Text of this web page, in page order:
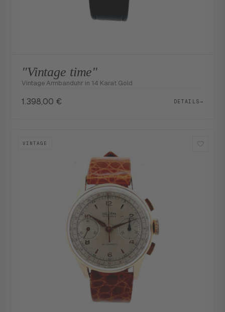
"Vintage time"
Vintage Armbanduhr in 14 Karat Gold
1.398,00 € DETAILS→
VINTAGE